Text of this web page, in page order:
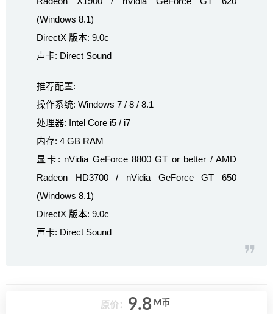
(Windows 8.1)
DirectX 版本: 9.0c
声卡: Direct Sound
推荐配置:
操作系统: Windows 7 / 8 / 8.1
处理器: Intel Core i5 / i7
内存: 4 GB RAM
显卡: nVidia GeForce 8800 GT or better / AMD
Radeon HD3700 / nVidia GeForce GT 650
(Windows 8.1)
DirectX 版本: 9.0c
声卡: Direct Sound
原价： 9.8 M币